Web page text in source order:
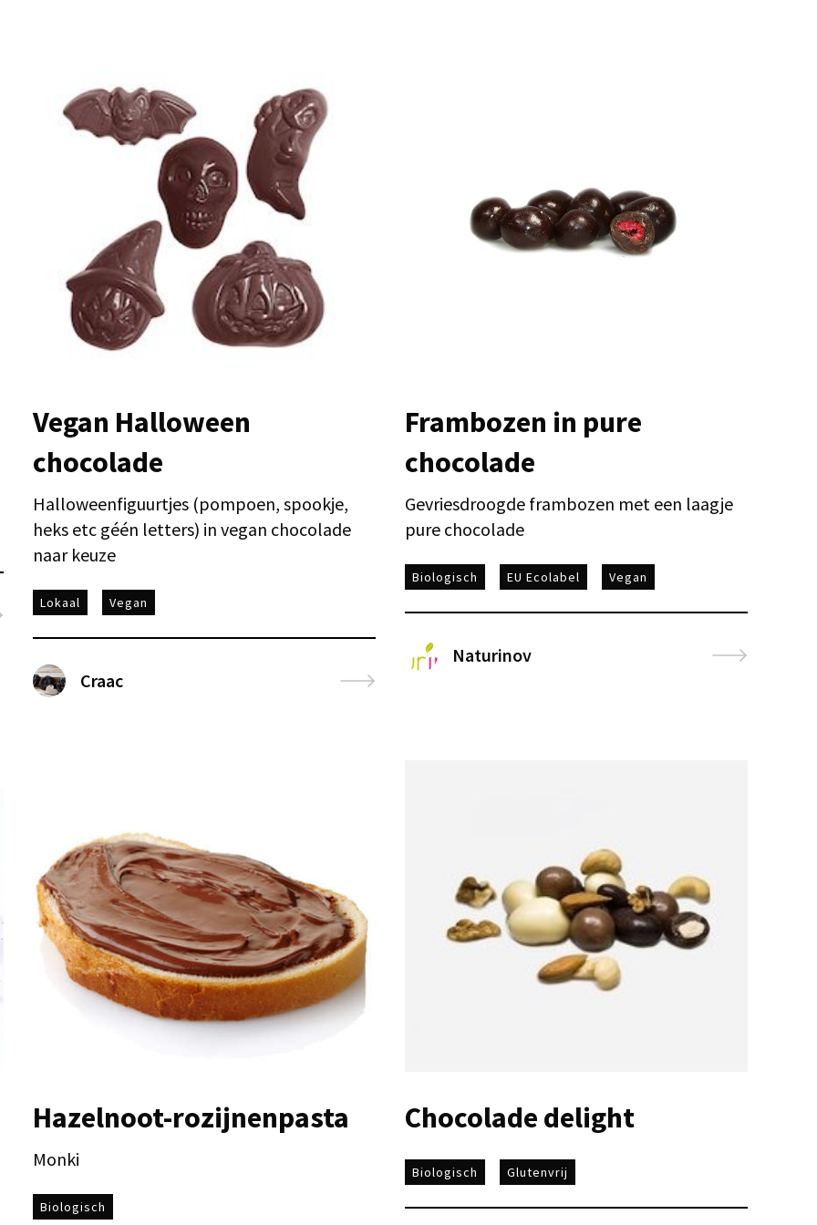
Vegan Halloween
chocolade
Halloweenfiguurtjes (pompoen, spookje,
heks etc géén letters) in vegan chocolade
naar keuze
Lokaal Vegan
Craac
Frambozen in pure
chocolade
Gevriesdroogde frambozen met een laagje
pure chocolade
Biologisch EU Ecolabel Vegan
Naturinov
Hazelnoot-rozijnenpasta
Monki
Biologisch
Chocolade delight
Biologisch Glutenvrij